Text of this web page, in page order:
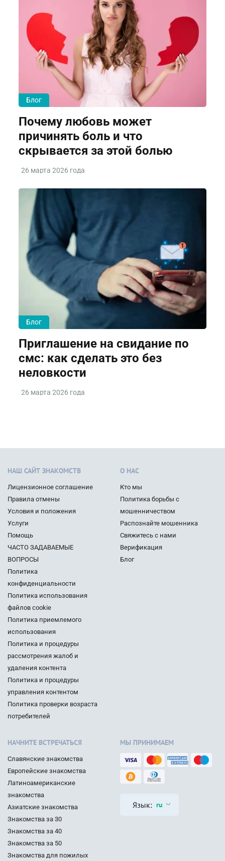
Блог
Почему любовь может
причинять боль и что
скрывается за этой болью
26 марта 2026 года
Блог
Приглашение на свидание по
смс: как сделать это без
неловкости
26 марта 2026 года
НАШ САЙТ ЗНАКОМСТВ
Лицензионное соглашение
Правила отмены
Условия и положения
Услуги
Помощь
ЧАСТО ЗАДАВАЕМЫЕ
ВОПРОСЫ
Политика
конфиденциальности
Политика использования
файлов cookie
Политика приемлемого
использования
Политика и процедуры
рассмотрения жалоб и
удаления контента
Политика и процедуры
управления контентом
Политика проверки возраста
потребителей
О НАС
Кто мы
Политика борьбы с
мошенничеством
Распознайте мошенника
Свяжитесь с нами
Верификация
Блог
НАЧНИТЕ ВСТРЕЧАТЬСЯ
Славянские знакомства
Европейские знакомства
Латиноамериканские
знакомства
Азиатские знакомства
Знакомства за 30
Знакомства за 40
Знакомства за 50
Знакомства для пожилых
МЫ ПРИНИМАЕМ
Язык: ru